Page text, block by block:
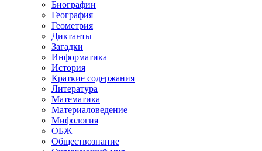
Биографии
География
Геометрия
Диктанты
Загадки
Информатика
История
Краткие содержания
Литература
Математика
Материаловедение
Мифология
ОБЖ
Обществознание